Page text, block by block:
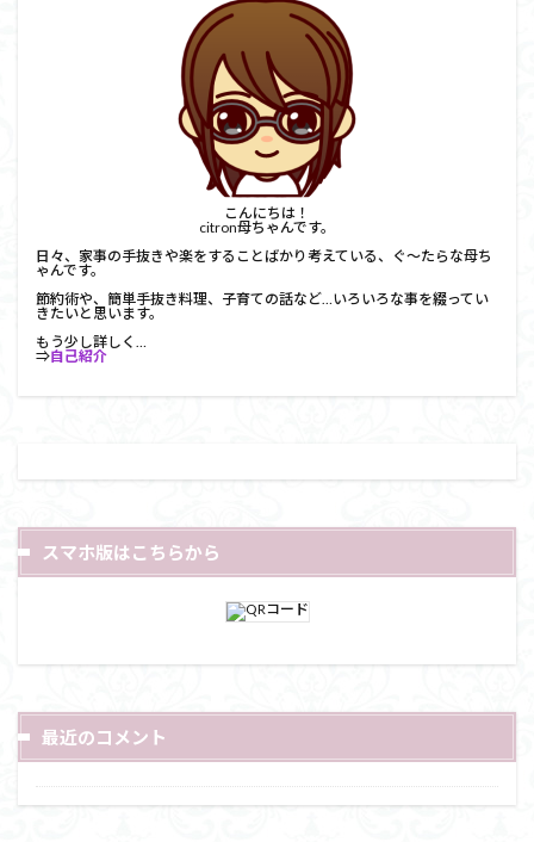
こんにちは！
citron母ちゃんです。
日々、家事の手抜きや楽をすることばかり考えている、ぐ～たらな母ち
ゃんです。
節約術や、簡単手抜き料理、子育ての話など…いろいろな事を綴ってい
きたいと思います。
もう少し詳しく…
⇒自己紹介
スマホ版はこちらから
最近のコメント